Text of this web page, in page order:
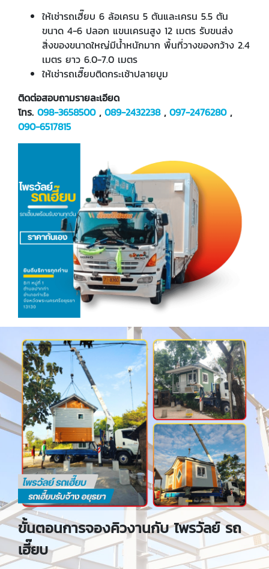
ให้เช่ารถเฮี๊ยบ 6 ล้อเครน 5 ตันและเครน 5.5 ตัน
ขนาด 4-6 ปลอก แขนเครนสูง 12 เมตร รับขนส่ง
สิ่งของขนาดใหญ่มีน้ำหนักมาก พื้นที่วางของกว้าง 2.4
เมตร ยาว 6.0-7.0 เมตร
ให้เช่ารถเฮี๊ยบติดกระเช้าปลายบูม
ติดต่อสอบถามรายละเอียด
โทร. 098-3658500, 089-2432238, 097-2476280,
090-6517815
ขั้นตอนการจองคิวงานกับ ไพรวัลย์ รถ
เฮี๊ยบ